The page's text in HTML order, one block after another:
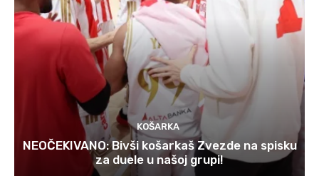
KOŠARKA
NEOČEKIVANO: Bivši košarkaš Zvezde na spisku
za duele u našoj grupi!